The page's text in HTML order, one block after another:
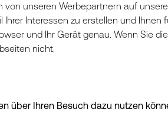
unseren Werbepartnern auf
Interessen zu erstellen und Ihnen
und Ihr Gerät genau. Wenn Sie
nicht.
über Ihren Besuch dazu nutzen